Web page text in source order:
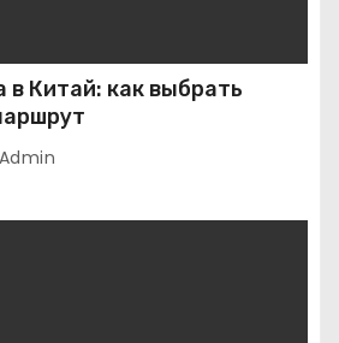
в Китай: как выбрать
Admin